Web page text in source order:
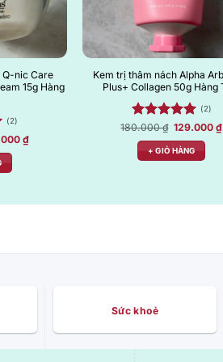
Q-nic Care
15g Hàng
(2)
₫.
₫Giá
hiện
Kem trị thâm nách Alpha
Plus+ Collagen 50g Hàng
Được xếp
hạng5.00
5 sao
(2)
180.000₫ Giá
là:
180.000 ₫.
129.000₫
+ GIỎ HÀNG
Sức khoẻ